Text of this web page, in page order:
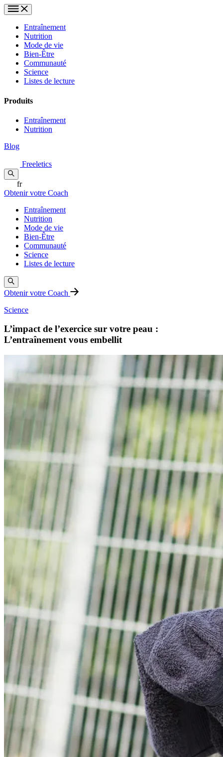
Entraînement
Nutrition
Mode de vie
Bien-Être
Communauté
Science
Listes de lecture
Produits
Entraînement
Nutrition
Blog
Freeletics
fr
Obtenir votre Coach
Entraînement
Nutrition
Mode de vie
Bien-Être
Communauté
Science
Listes de lecture
Obtenir votre Coach
Science
L’impact de l’exercice sur votre peau :
L’entraînement vous embellit